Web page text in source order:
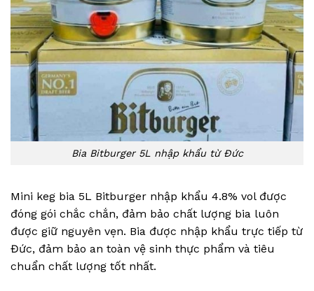
Bia Bitburger 5L nhập khẩu từ Đức
Mini keg bia 5L Bitburger nhập khẩu 4.8% vol được
đóng gói chắc chắn, đảm bảo chất lượng bia luôn
được giữ nguyên vẹn. Bia được nhập khẩu trực tiếp từ
Đức, đảm bảo an toàn vệ sinh thực phẩm và tiêu
chuẩn chất lượng tốt nhất.